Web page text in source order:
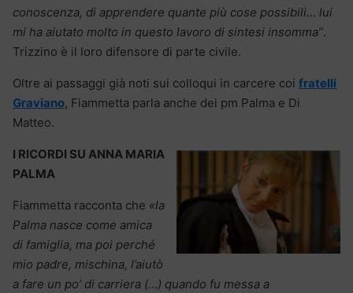
conoscenza, di apprendere quante più cose possibili… lui
mi ha aiutato molto in questo lavoro di sintesi insomma”.
Trizzino è il loro difensore di parte civile.
Oltre ai passaggi già noti sui colloqui in carcere coi fratelli
Graviano, Fiammetta parla anche dei pm Palma e Di
Matteo.
I RICORDI SU ANNA MARIA
PALMA
Fiammetta racconta che «la
Palma nasce come amica
di famiglia, ma poi perché
mio padre, mischina, l’aiutò
a fare un po’ di carriera (…) quando fu messa a